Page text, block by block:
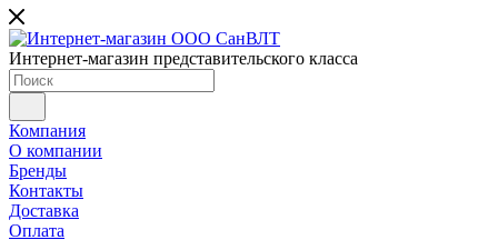
Интернет-магазин представительского класса
Компания
О компании
Бренды
Контакты
Доставка
Оплата